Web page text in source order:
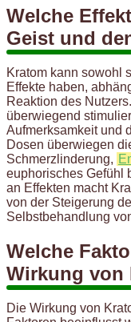
Welche
Geist und
Kratom kann sowohl
Effekte haben,
Reaktion des
überwiegend
Aufmerksamkeit und
Dosen überwiegen
Schmerzlinderung,
euphorisches Gefühl
an Effekten macht
von der Steigerung
Selbstbehandlung
Welche
Wirkung von
Die Wirkung von